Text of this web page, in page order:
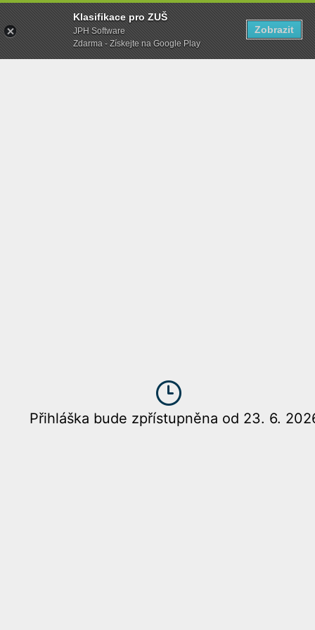
Klasifikace pro ZUŠ
JPH Software
Zdarma - Získejte na Google Play
Zobrazit
Přihláška bude zpřístupněna od 23. 6.